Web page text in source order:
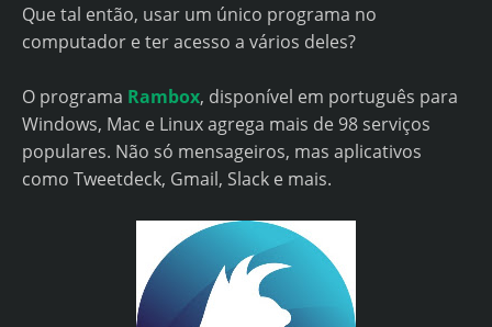
Que tal então, usar um único programa no
computador e ter acesso a vários deles?
O programa Rambox, disponível em português para
Windows, Mac e Linux agrega mais de 98 serviços
populares. Não só mensageiros, mas aplicativos
como Tweetdeck, Gmail, Slack e mais.